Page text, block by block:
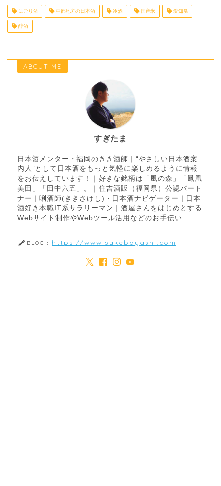
にごり酒 中部地方の日本酒 冷酒 国産米 愛知県
醇酒
ABOUT ME
すぎたま
日本酒メンター・福岡のきき酒師｜“やさしい日本酒案
内人”として日本酒をもっと気軽に楽しめるように情報
をお伝えしています！｜好きな銘柄は「風の森」「鳳凰
美田」「田中六五」。｜住吉酒販（福岡県）公認パート
ナー｜唎酒師(ききさけし)・日本酒ナビゲーター｜日本
酒好き本職IT系サラリーマン｜酒屋さんをはじめとする
Webサイト制作やWebツール活用などのお手伝い
BLOG： https://www.sakebayashi.com